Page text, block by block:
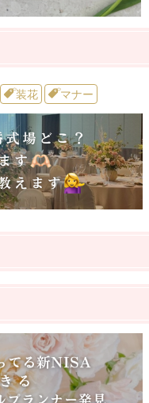
装花 マナー